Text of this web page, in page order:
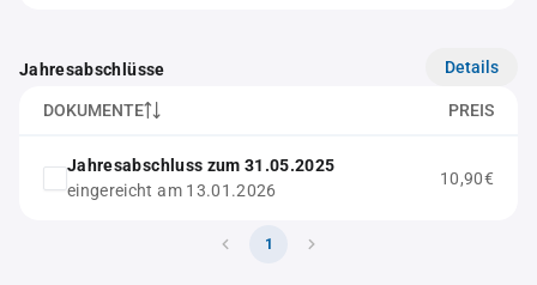
Jahresabschlüsse Details
DOKUMENTE PREIS
Jahresabschluss zum 31.05.2025
eingereicht am 13.01.2026
10,90€
1